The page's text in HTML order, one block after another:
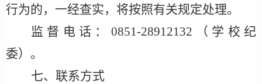
行为的，一经查实，将按照有关规定处理。
监督电话： 0851-28912132 （学校纪
委）。
七、联系方式